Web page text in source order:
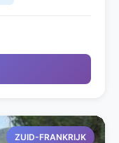
ZUID-FRANKRIJK